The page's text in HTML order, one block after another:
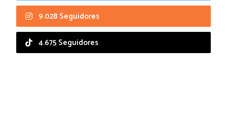
9.028 Seguidores
4.675 Seguidores